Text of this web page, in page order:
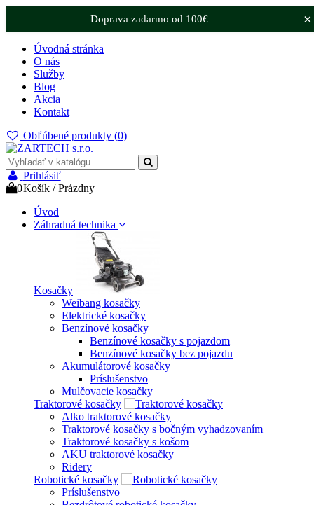
×
Doprava zadarmo od 100€
Úvodná stránka
O nás
Služby
Blog
Akcia
Kontakt
Obľúbené produkty (0)
Prihlásiť
0Košík /Prázdny
Úvod
Záhradná technika
Kosačky
Weibang kosačky
Elektrické kosačky
Benzínové kosačky
Benzínové kosačky s pojazdom
Benzínové kosačky bez pojazdu
Akumulátorové kosačky
Príslušenstvo
Mulčovacie kosačky
Traktorové kosačky
Alko traktorové kosačky
Traktorové kosačky s bočným vyhadzovaním
Traktorové kosačky s košom
AKU traktorové kosačky
Ridery
Robotické kosačky
Príslušenstvo